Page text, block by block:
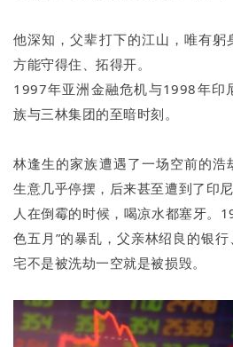
他深知，父辈打下的江山，唯有躬
方能守得住、拓得开。
1997年亚洲金融危机与1998年印
族与三林集团的至暗时刻。
林逢生的家族遭遇了一场空前的浩
生意几乎停摆，后来甚至遭到了印尼
人在倒霉的时候，喝凉水都塞牙。
色五月”的暴乱，父亲林绍良的银
宅不是被洗劫一空就是被损毁。